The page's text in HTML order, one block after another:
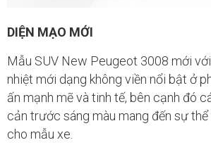
DIỆN MẠO MỚI
Mẫu SUV New Peugeot 3008 mới
nhiệt mới dạng không viền nổi bật ở
ấn mạnh mẽ và tinh tế, bên cạnh đó
cản trước sáng màu mang đến sự
cho mẫu xe.